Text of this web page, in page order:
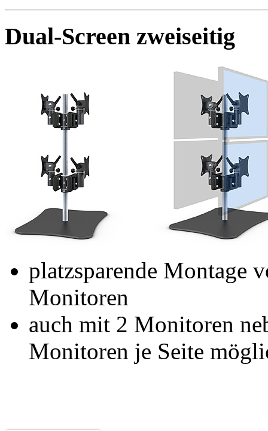
Dual-Screen zweiseitig
platzsparende Montage
Monitoren
auch mit 2 Monitoren
Monitoren je Seite